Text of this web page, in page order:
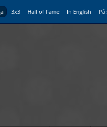
3x3 Hall of Fame In English På